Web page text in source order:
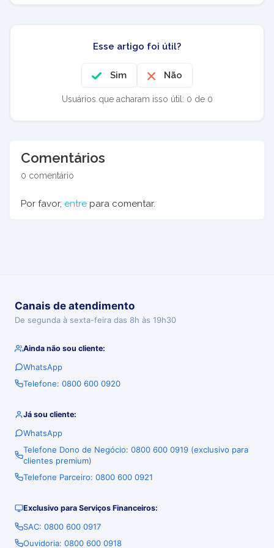
Esse artigo foi útil?
Sim Não
Usuários que acharam isso útil: 0 de 0
Comentários
0 comentário
Por favor, entre para comentar.
Canais de atendimento
De segunda à sexta-feira das 8h às 19h30
Ainda não sou cliente:
WhatsApp
Telefone: 0800 600 0920
Já sou cliente:
WhatsApp
Telefone Dono de Negócio: 0800 600 0919 (exclusivo para
clientes premium)
Telefone Parceiro: 0800 600 0921
Exclusivo para Serviços Financeiros:
SAC: 0800 600 0917
Ouvidoria: 0800 600 0918